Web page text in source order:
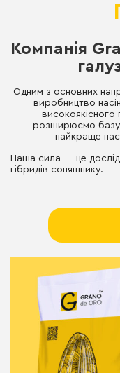
Компанія
Одним з основних
виробництво
високоякісного
розширюємо базу
найкраще
Наша сила — це
гібридів соняшнику.